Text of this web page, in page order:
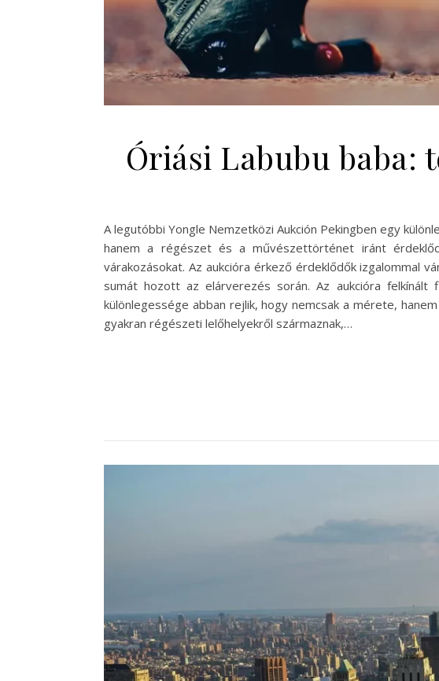
Óriási Labubu baba:
A legutóbbi Yongle Nemzetközi Aukción Pekingben egy
hanem a régészet és a művészettörténet iránt
várakozásokat. Az aukcióra érkező érdeklődők izgalommal
sumát hozott az elárverezés során. Az aukcióra
különlegessége abban rejlik, hogy nemcsak a mérete,
gyakran régészeti lelőhelyekről származnak,…